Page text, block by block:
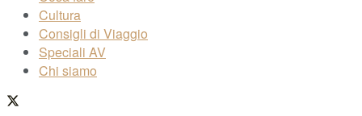
Cultura
Consigli di Viaggio
Speciali AV
Chi siamo